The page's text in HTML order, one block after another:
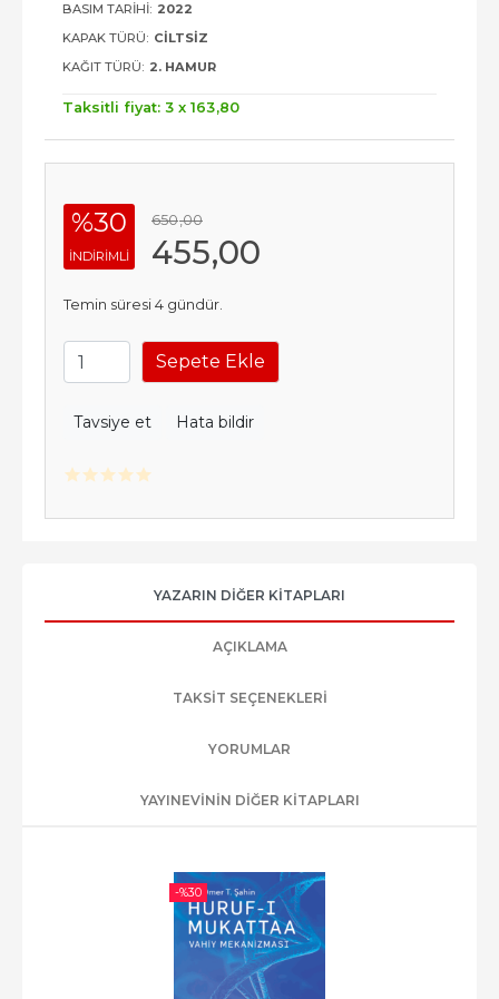
BASIM TARIHI: 2022
KAPAK TÜRÜ: CILTSIZ
KAĞIT TÜRÜ: 2. HAMUR
Taksitli fiyat: 3 x 163,80
%30
INDIRIMLI
650,00
455,00
Temin süresi 4 gündür.
Sepete Ekle
Tavsiye et Hata bildir
YAZARIN DIĞER KITAPLARI
AÇIKLAMA
TAKSIT SEÇENEKLERI
YORUMLAR
YAYINEVININ DIĞER KITAPLARI
-%30